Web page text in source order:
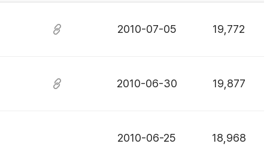
2010-07-05 19,772
2010-06-30 19,877
2010-06-25 18,968